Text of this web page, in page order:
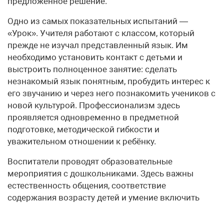
Одно из самых показательных испытаний —
«Урок». Учителя работают с классом, который
прежде не изучал представленный язык. Им
необходимо установить контакт с детьми и
выстроить полноценное занятие: сделать
незнакомый язык понятным, пробудить интерес к
его звучанию и через него познакомить учеников с
новой культурой. Профессионализм здесь
проявляется одновременно в предметной
подготовке, методической гибкости и
уважительном отношении к ребёнку.
Воспитатели проводят образовательные
мероприятия с дошкольниками. Здесь важны
естественность общения, соответствие
содержания возрасту детей и умение включить